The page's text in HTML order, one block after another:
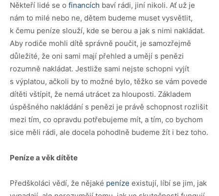
Někteří lidé se o financích baví rádi, jiní nikoli. Ať už je
nám to milé nebo ne, dětem budeme muset vysvětlit,
k čemu peníze slouží, kde se berou a jak s nimi nakládat.
Aby rodiče mohli dítě správně poučit, je samozřejmě
důležité, že oni sami mají přehled a umějí s penězi
rozumně nakládat. Jestliže sami nejste schopni vyjít
s výplatou, ačkoli by to možné bylo, těžko se vám povede
dítěti vštípit, že nemá utrácet za hlouposti. Základem
úspěšného nakládání s penězi je právě schopnost rozlišit
mezi tím, co opravdu potřebujeme mít, a tím, co bychom
sice měli rádi, ale docela pohodlně budeme žít i bez toho.
Peníze a věk dítěte
Předškoláci vědí, že nějaké peníze existují, líbí se jim, jak